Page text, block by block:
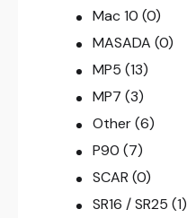
Mac 10 (0)
MASADA (0)
MP5 (13)
MP7 (3)
Other (6)
P90 (7)
SCAR (0)
SR16 / SR25 (1)